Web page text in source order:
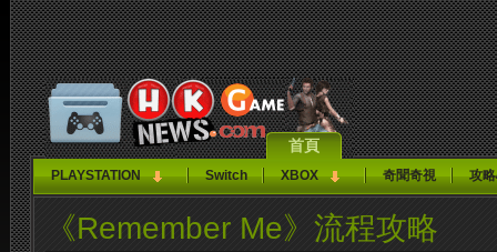
首頁
PLAYSTATION Switch XBOX 奇聞奇視 攻
《Remember Me》流程攻略